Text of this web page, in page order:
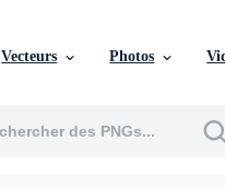
Vecteurs Photos